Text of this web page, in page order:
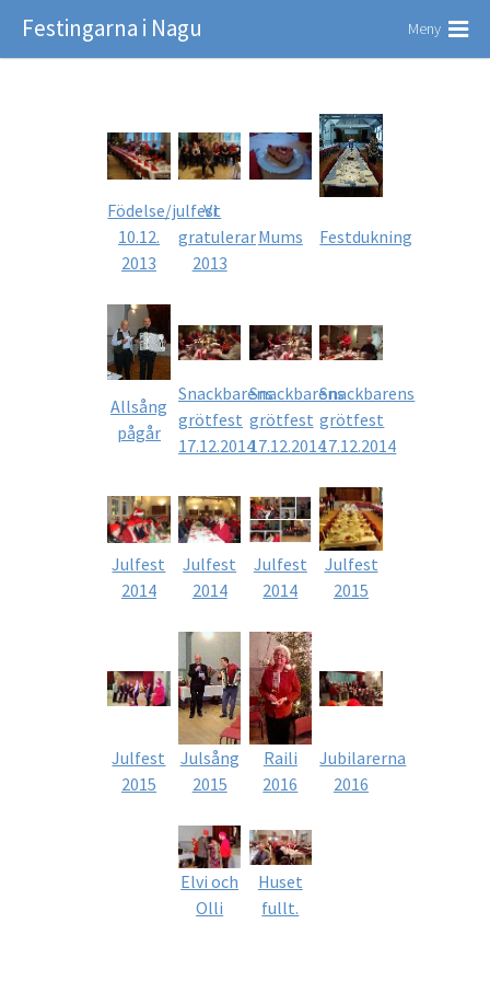
Festingarna i Nagu Meny
Födelse/julfest
10.12.
2013
Vi
gratulerar
2013
Mums Festdukning
Allsång
pågår
Snackbarens
grötfest
17.12.2014
Snackbarens
grötfest
17.12.2014
Snackbarens
grötfest
17.12.2014
Julfest
2014
Julfest
2014
Julfest
2014
Julfest
2015
Julfest
2015
Julsång
2015
Raili
2016
Jubilarerna
2016
Elvi och
Olli
Huset
fullt.